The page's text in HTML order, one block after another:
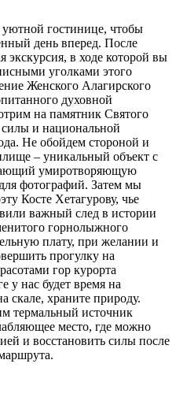
уютной гостинице, чтобы
день вперед. После
экскурсия, в ходе которой вы
уголками этого
Женского Алагирского
духовной
на памятник Святого
и национальной
Не обойдем стороной и
– уникальный объект с
умиротворяющую
фотографий. Затем мы
Косте Хетагурову, чье
важный след в истории
горнолыжного
плату, при желании и
прогулку на
гор курорта
у нас будет время на
скале, храните природу.
термальный источник
место, где можно
и восстановить силы после